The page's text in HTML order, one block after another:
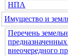
НПА
Имущество и
Перечень
внеочередного